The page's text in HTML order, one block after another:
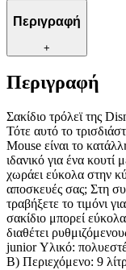
Περιγραφή
+
Περιγραφή
Σακίδιο τρόλεϊ της
Τότε αυτό το
Mouse είναι το
ιδανικό για ένα κουτί
χωράει εύκολα στην
αποσκευές σας; Στη
τραβήξετε το τιμόνι
σακίδιο μπορεί
διαθέτει
junior Υλικό:
Β) Περιεχόμενο: 9